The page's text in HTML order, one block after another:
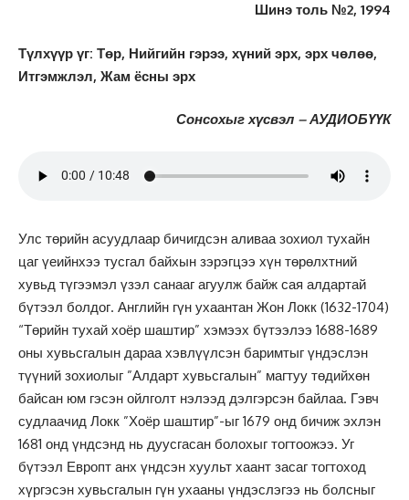
Шинэ толь №2, 1994
Түлхүүр үг: Төр, Нийгийн гэрээ, хүний эрх, эрх чөлөө,
Итгэмжлэл, Жам ёсны эрх
Сонсохыг хүсвэл – АУДИОБҮҮК
Улс төрийн асуудлаар бичигдсэн аливаа зохиол тухайн
цаг үеийнхээ тусгал байхын зэрэгцээ хүн төрөлхтний
хувьд түгээмэл үзэл санааг агуулж байж сая алдартай
бүтээл болдог. Английн гүн ухаантан Жон Локк (1632-1704)
“Төрийн тухай хоёр шаштир” хэмээх бүтээлээ 1688-1689
оны хувьсгалын дараа хэвлүүлсэн баримтыг үндэслэн
түүний зохиолыг ”Алдарт хувьсгалын” магтуу төдийхөн
байсан юм гэсэн ойлголт нэлээд дэлгэрсэн байлаа. Гэвч
судлаачид Локк ”Хоёр шаштир”-ыг 1679 онд бичиж эхлэн
1681 онд үндсэнд нь дуусгасан болохыг тогтоожээ. Уг
бүтээл Европт анх үндсэн хуульт хаант засаг тогтоход
хүргэсэн хувьсгалын гүн ухааны үндэслэгээ нь болсныг